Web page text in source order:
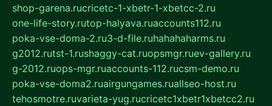
shop-garena.rucricetc-1-xbetr-1-xbetcc-2.ru
one-life-story.rutop-halyava.ruaccounts112.ru
poka-vse-doma-2.ru3-d-file.ruhahahaharms.ru
g2012.rutst-1.rushaggy-cat.ruopsmgr.ruev-gallery.ru
g-2012.ruops-mgr.ruaccounts-112.rucsm-demo.ru
poka-vse-doma2.ruairgungames.ruallseo-host.ru
tehosmotre.ruvarieta-yug.rucricetc1xbetr1xbetcc2.ru